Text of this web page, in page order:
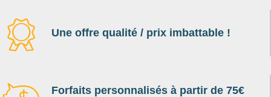
Une offre qualité / prix imbattable !
Forfaits personnalisés à partir de 75€